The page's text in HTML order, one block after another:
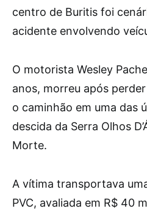
centro de Buritis foi
acidente envolvendo
O motorista Wesley
anos, morreu após
o caminhão em uma das
descida da Serra Olhos
Morte.
A vítima transportava
PVC, avaliada em R$ 40